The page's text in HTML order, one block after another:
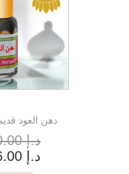
دهن العود
د.إ260.00
د.إ 246.00